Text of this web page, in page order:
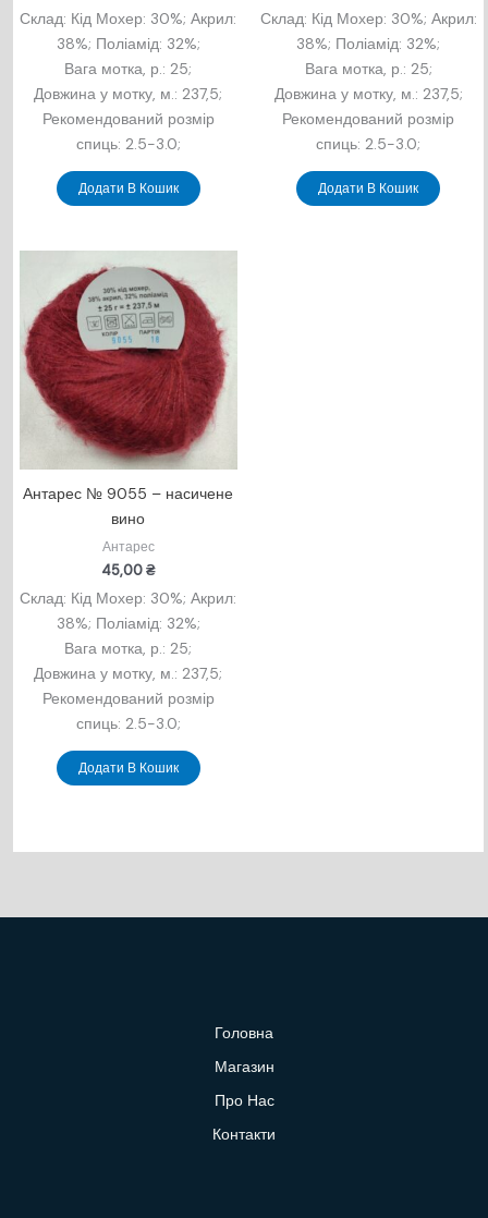
Склад: Кід Мохер: 30%; Акрил:
38%; Поліамід: 32%;
Вага мотка, р.: 25;
Довжина у мотку, м.: 237,5;
Рекомендований розмір
спиць: 2.5-3.0;
Додати В Кошик
Склад: Кід Мохер: 30%; Акрил:
38%; Поліамід: 32%;
Вага мотка, р.: 25;
Довжина у мотку, м.: 237,5;
Рекомендований розмір
спиць: 2.5-3.0;
Додати В Кошик
Антарес № 9055 – насичене
вино
Антарес
45,00₴
Склад: Кід Мохер: 30%; Акрил:
38%; Поліамід: 32%;
Вага мотка, р.: 25;
Довжина у мотку, м.: 237,5;
Рекомендований розмір
спиць: 2.5-3.0;
Додати В Кошик
Головна
Магазин
Про Нас
Контакти